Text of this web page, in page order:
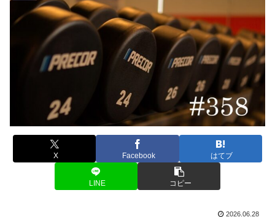
X Facebook はてブ
LINE コピー
2026.06.28